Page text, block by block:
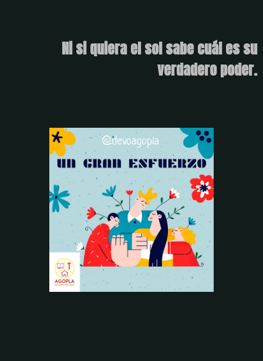
Ni si quiera el sol sabe cuál es su
verdadero poder.